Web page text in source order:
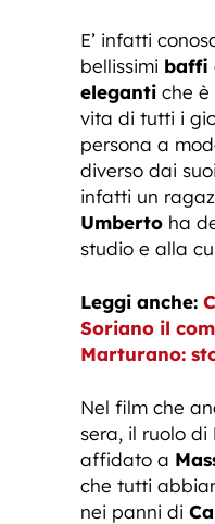
E’ infatti
bellissimi baffi
eleganti che è
vita di tutti i
persona a
diverso dai
infatti un
Umberto ha
studio e alla
Leggi anche:
Soriano il
Marturano:
Nel film che
sera, il ruolo di
affidato a
che tutti
nei panni di